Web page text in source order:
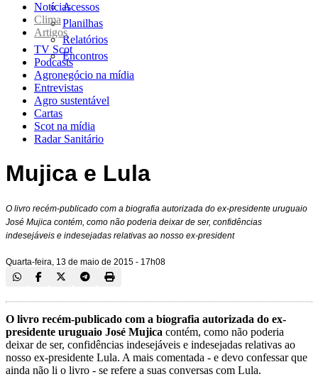
Acessos
Planilhas
Relatórios
Encontros
Notícias
Clima
Artigos
TV Scot
Podcasts
Agronegócio na mídia
Entrevistas
Agro sustentável
Cartas
Scot na mídia
Radar Sanitário
Mujica e Lula
O livro recém-publicado com a biografia autorizada do ex-presidente uruguaio
José Mujica contém, como não poderia deixar de ser, confidências
indesejáveis e indesejadas relativas ao nosso ex-president
Quarta-feira, 13 de maio de 2015 - 17h08
O livro recém-publicado com a biografia autorizada do ex-
presidente uruguaio José Mujica contém, como não poderia
deixar de ser, confidências indesejáveis e indesejadas relativas ao
nosso ex-presidente Lula. A mais comentada - e devo confessar que
ainda não li o livro - se refere a suas conversas com Lula.